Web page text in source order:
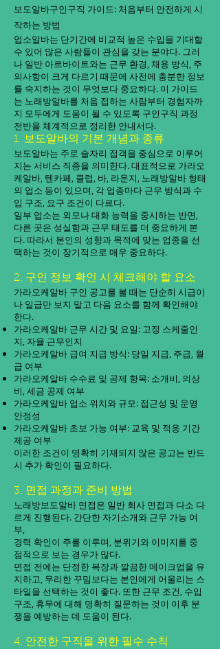
보도알바구인구직 가이드: 처음부터 안전하게 시
작하는 방법
업소알바는 단기간에 비교적 높은 수입을 기대할
수 있어 많은 사람들이 관심을 갖는 분야다. 그러
나 일반 아르바이트와는 근무 환경, 채용 방식, 주
의사항이 크게 다르기 때문에 사전에 충분한 정보
를 숙지하는 것이 무엇보다 중요하다. 이 가이드
는 노래방알바를 처음 접하는 사람부터 경험자까
지 모두에게 도움이 될 수 있도록 구인구직 과정
전반을 체계적으로 정리한 안내서다.
1. 보도알바의 기본 개념과 종류
보도알바는 주로 술자리 접객을 중심으로 이루어
지는 서비스 직종을 의미한다. 대표적으로 가라오
케알바, 텐카페, 클럽, 바, 라운지, 노래방알바 형태
의 업소 등이 있으며, 각 업종마다 근무 방식과 수
입 구조, 요구 조건이 다르다.
일부 업소는 외모나 대화 능력을 중시하는 반면,
다른 곳은 성실함과 근무 태도를 더 중요하게 본
다. 따라서 본인의 성향과 목적에 맞는 업종을 선
택하는 것이 장기적으로 매우 중요하다.
2. 구인 정보 확인 시 체크해야 할 요소
가라오케알바 구인 공고를 볼 때는 단순히 시급이
나 일급만 보지 말고 다음 요소를 함께 확인해야
한다.
가라오케알바 근무 시간 및 요일: 고정 스케줄인
지, 자율 근무인지
가라오케알바 급여 지급 방식: 당일 지급, 주급, 월
급 여부
가라오케알바 수수료 및 공제 항목: 소개비, 의상
비, 세금 공제 여부
가라오케알바 업소 위치와 규모: 접근성 및 운영
안정성
가라오케알바 초보 가능 여부: 교육 및 적응 기간
제공 여부
이러한 조건이 명확히 기재되지 않은 공고는 반드
시 추가 확인이 필요하다.
3. 면접 과정과 준비 방법
노래방보도알바 면접은 일반 회사 면접과 다소 다
르게 진행된다. 간단한 자기소개와 근무 가능 여
부,
경력 확인이 주를 이루며, 분위기와 이미지를 중
점적으로 보는 경우가 많다.
면접 전에는 단정한 복장과 깔끔한 메이크업을 유
지하고, 무리한 꾸밈보다는 본인에게 어울리는 스
타일을 선택하는 것이 좋다. 또한 근무 조건, 수입
구조, 휴무에 대해 명확히 질문하는 것이 이후 분
쟁을 예방하는 데 도움이 된다.
4. 안전한 구직을 위한 필수 수칙